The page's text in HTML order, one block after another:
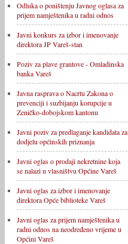
Odluka o poništenju Javnog oglasa za
prijem namještenika u radni odnos
Javni konkurs za izbor i imenovanje
direktora JP Vareš-stan
Poziv za plave grantove - Omladinska
banka Vareš
Javna rasprava o Nacrtu Zakona o
prevenciji i suzbijanju korupcije u
Zeničko-dobojskom kantonu
Javni poziv za predlaganje kandidata za
dodjelu općinskih priznanja
Javni oglas o prodaji nekretnine koja
se nalazi u vlasništvu Općine Vareš
Javni oglas za izbor i imenovanje
direktora Opće biblioteke Vareš
Javni oglas za prijem namještenika u
radni odnos na neodređeno vrijeme u
Općini Vareš